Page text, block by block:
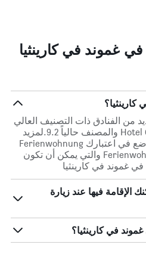
غموند في كارينثيا
من الفنادق ذات التصنيف العالي
، ومن بينها Hotel Gasthof Prunner والمصنف حالياً 9.2.لمزيد
من أماكن الإقامة المحتملة ، ضع في اعتبارك Ferienwohnung
Pufitsch و Ferienwohnung Weberlenz والتي يمكن أن تكون
في غموند في كارينثيا
الإقامة فيها عند زيارة
في كارينثيا؟